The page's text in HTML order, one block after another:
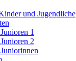
und Jugendliche
1
2